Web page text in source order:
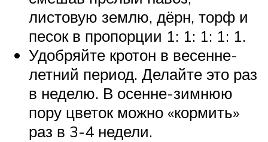
листовую землю, дёрн, торф и
песок в пропорции 1: 1: 1: 1: 1.
Удобряйте кротон в весенне-
летний период. Делайте это раз
в неделю. В осенне-зимнюю
пору цветок можно «кормить»
раз в 3-4 недели.